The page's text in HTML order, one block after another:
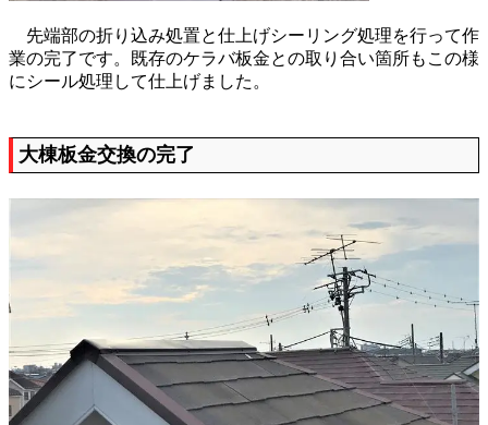
先端部の折り込み処置と仕上げシーリング処理を行って作
業の完了です。既存のケラバ板金との取り合い箇所もこの様
にシール処理して仕上げました。
大棟板金交換の完了